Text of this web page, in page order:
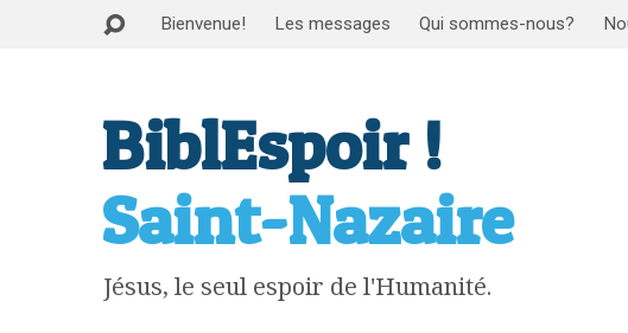
Bienvenue! Les messages Qui sommes-nous?
BiblEspoir !
Saint-Nazaire
Jésus, le seul espoir de l'Humanité.